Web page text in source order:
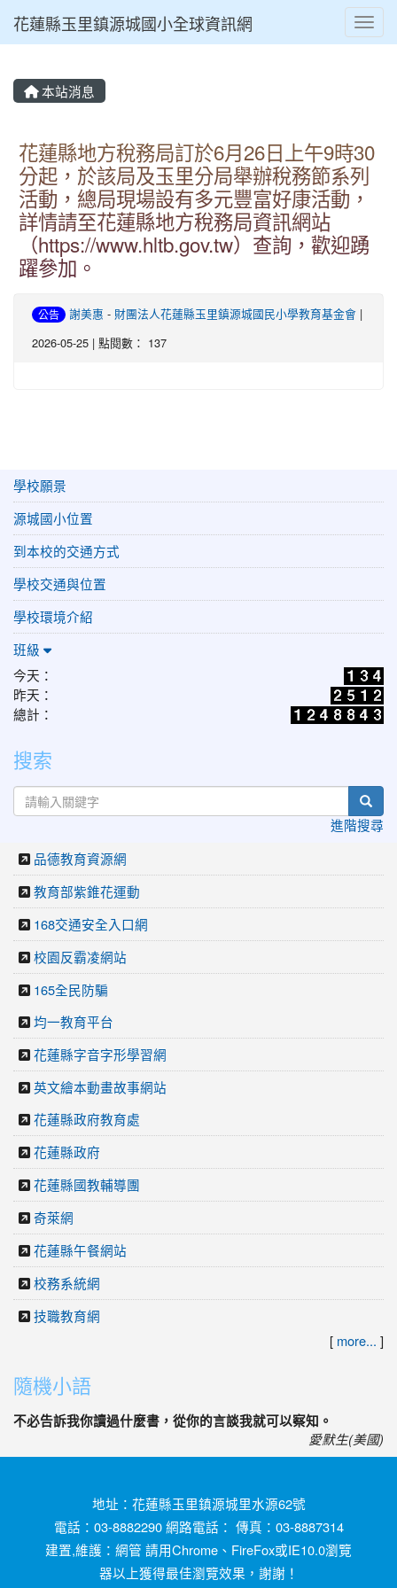
花蓮縣玉里鎮源城國小全球資訊網
本站消息
花蓮縣地方稅務局訂於6月26日上午9時30
分起，於該局及玉里分局舉辦稅務節系列
活動，總局現場設有多元豐富好康活動，
詳情請至花蓮縣地方稅務局資訊網站
（https://www.hltb.gov.tw）查詢，歡迎踴
躍參加。
公告 謝美惠 - 財團法人花蓮縣玉里鎮源城國民小學教育基金會 |
2026-05-25 | 點閱數： 137
學校願景
源城國小位置
到本校的交通方式
學校交通與位置
學校環境介紹
班級
今天：
昨天：
總計：
搜索
進階搜尋
品德教育資源網
教育部紫錐花運動
168交通安全入口網
校園反霸凌網站
165全民防騙
均一教育平台
花蓮縣字音字形學習網
英文繪本動畫故事網站
花蓮縣政府教育處
花蓮縣政府
花蓮縣國教輔導團
奇萊網
花蓮縣午餐網站
校務系統網
技職教育網
[ more... ]
隨機小語
不必告訴我你讀過什麼書，從你的言談我就可以察知。
愛默生(美國)
地址：花蓮縣玉里鎮源城里水源62號
電話：03-8882290 網路電話： 傳真：03-8887314
建置,維護： 網管 請用Chrome 、 FireFox或IE10.0瀏覽
器以上獲得最佳瀏覽效果，謝謝！